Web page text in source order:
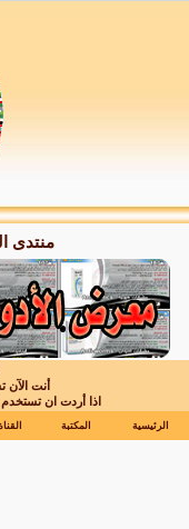
منتدى
أنت الآن
اذا أردت ان تستخدم
الرئيسية المكتبة القناة